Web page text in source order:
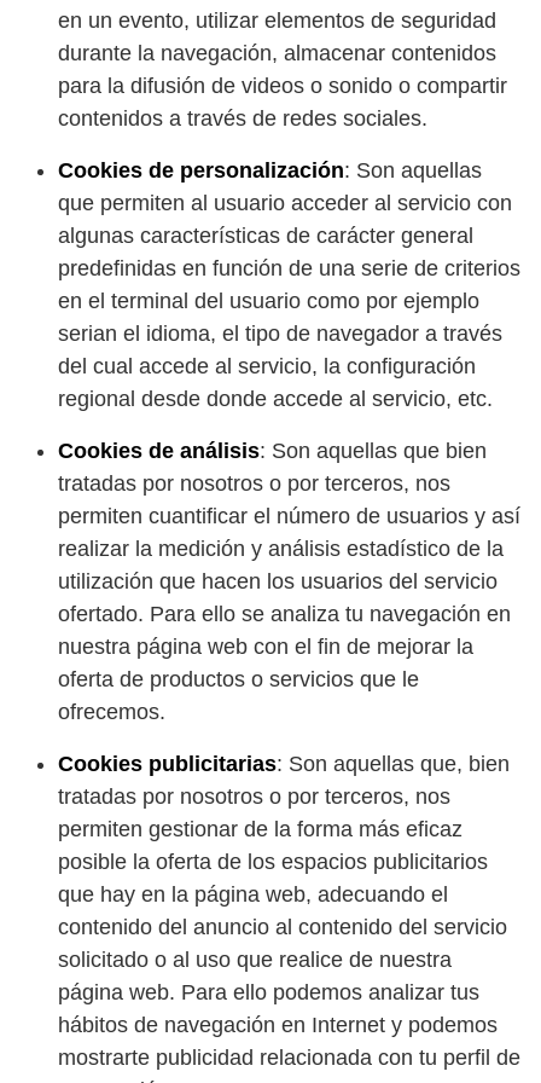
en un evento, utilizar elementos de seguridad
durante la navegación, almacenar contenidos
para la difusión de videos o sonido o compartir
contenidos a través de redes sociales.
Cookies de personalización: Son aquellas
que permiten al usuario acceder al servicio con
algunas características de carácter general
predefinidas en función de una serie de criterios
en el terminal del usuario como por ejemplo
serian el idioma, el tipo de navegador a través
del cual accede al servicio, la configuración
regional desde donde accede al servicio, etc.
Cookies de análisis: Son aquellas que bien
tratadas por nosotros o por terceros, nos
permiten cuantificar el número de usuarios y así
realizar la medición y análisis estadístico de la
utilización que hacen los usuarios del servicio
ofertado. Para ello se analiza tu navegación en
nuestra página web con el fin de mejorar la
oferta de productos o servicios que le
ofrecemos.
Cookies publicitarias: Son aquellas que, bien
tratadas por nosotros o por terceros, nos
permiten gestionar de la forma más eficaz
posible la oferta de los espacios publicitarios
que hay en la página web, adecuando el
contenido del anuncio al contenido del servicio
solicitado o al uso que realice de nuestra
página web. Para ello podemos analizar tus
hábitos de navegación en Internet y podemos
mostrarte publicidad relacionada con tu perfil de